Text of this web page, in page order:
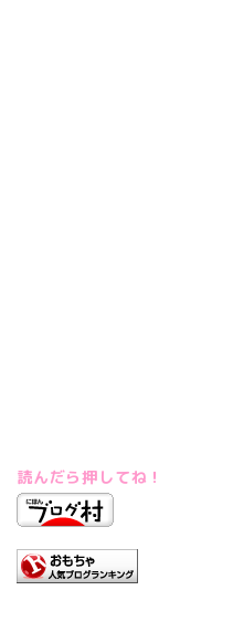
読んだら押してね！